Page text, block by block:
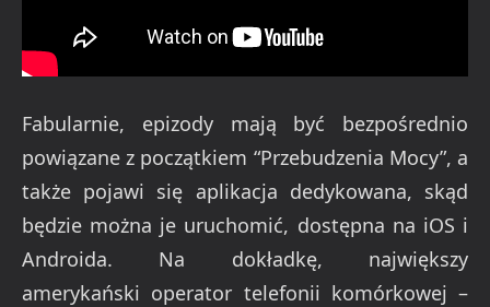
Fabularnie, epizody mają być bezpośrednio
powiązane z początkiem “Przebudzenia Mocy”, a
także pojawi się aplikacja dedykowana, skąd
będzie można je uruchomić, dostępna na iOS i
Androida. Na dokładkę, największy
amerykański operator telefonii komórkowej –